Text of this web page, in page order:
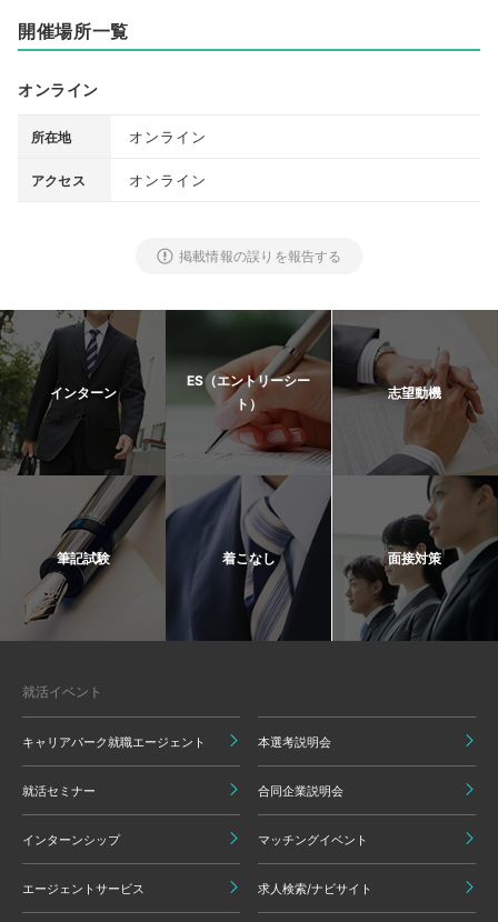
開催場所一覧
オンライン
所在地 オンライン
アクセス オンライン
掲載情報の誤りを報告する
インターン
ES（エントリーシー
ト）
志望動機
筆記試験 着こなし 面接対策
就活イベント
キャリアパーク就職エージェント 本選考説明会
就活セミナー 合同企業説明会
インターンシップ マッチングイベント
エージェントサービス 求人検索/ナビサイト